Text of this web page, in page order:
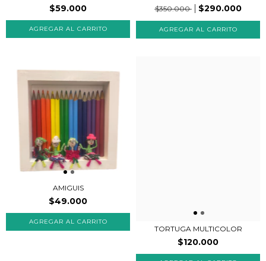
$59.000
$350.000
$290.000
AMIGUIS
$49.000
TORTUGA MULTICOLOR
$120.000